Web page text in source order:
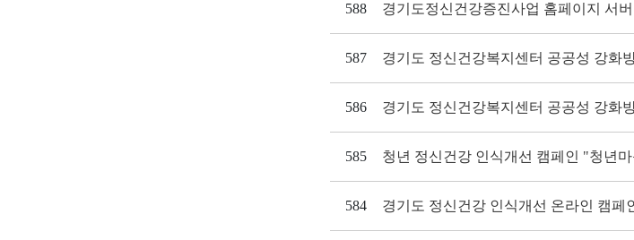
588 경기도정신건강증진사업 홈페이지 서
587 경기도 정신건강복지센터 공공성 강화
586 경기도 정신건강복지센터 공공성 강화
585 청년 정신건강 인식개선 캠페인 "청년
584 경기도 정신건강 인식개선 온라인 캠페